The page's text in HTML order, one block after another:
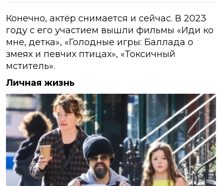
Конечно, актёр снимается и сейчас. В 2023
году с его участием вышли фильмы «Иди ко
мне, детка», «Голодные игры: Баллада о
змеях и певчих птицах», «Токсичный
мститель».
Личная жизнь